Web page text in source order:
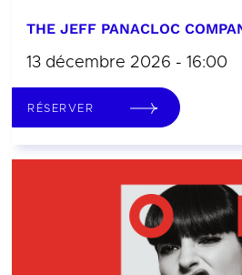
THE JEFF PANACLOC
13 décembre 2026 - 16:00
RÉSERVER